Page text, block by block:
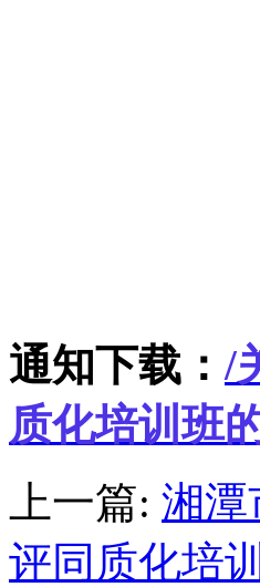
通知下载： /
质化培训班
上一篇: 湘潭
评同质化培